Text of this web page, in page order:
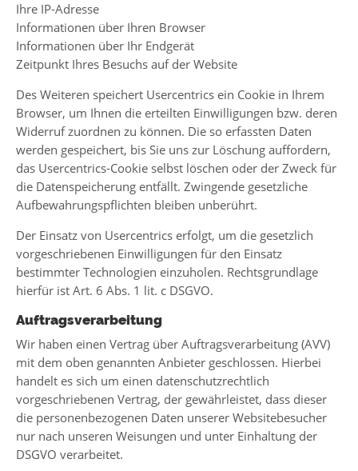
Ihre IP-Adresse
Informationen über Ihren Browser
Informationen über Ihr Endgerät
Zeitpunkt Ihres Besuchs auf der Website
Des Weiteren speichert Usercentrics ein Cookie in Ihrem
Browser, um Ihnen die erteilten Einwilligungen bzw. deren
Widerruf zuordnen zu können. Die so erfassten Daten
werden gespeichert, bis Sie uns zur Löschung auffordern,
das Usercentrics-Cookie selbst löschen oder der Zweck für
die Datenspeicherung entfällt. Zwingende gesetzliche
Aufbewahrungspflichten bleiben unberührt.
Der Einsatz von Usercentrics erfolgt, um die gesetzlich
vorgeschriebenen Einwilligungen für den Einsatz
bestimmter Technologien einzuholen. Rechtsgrundlage
hierfür ist Art. 6 Abs. 1 lit. c DSGVO.
Auftragsverarbeitung
Wir haben einen Vertrag über Auftragsverarbeitung (AVV)
mit dem oben genannten Anbieter geschlossen. Hierbei
handelt es sich um einen datenschutzrechtlich
vorgeschriebenen Vertrag, der gewährleistet, dass dieser
die personenbezogenen Daten unserer Websitebesucher
nur nach unseren Weisungen und unter Einhaltung der
DSGVO verarbeitet.